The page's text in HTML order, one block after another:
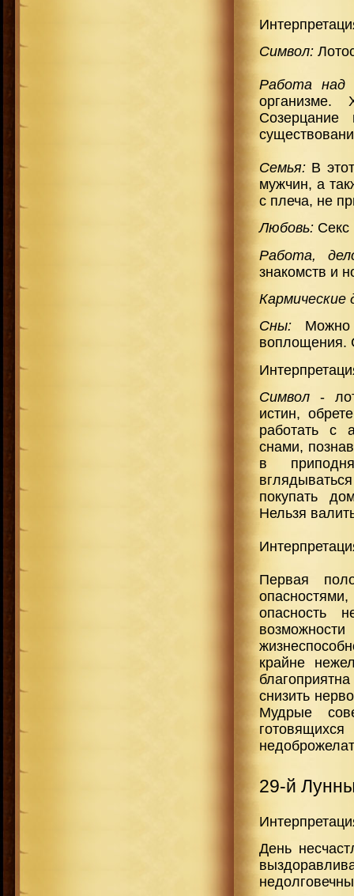
Символ:
Работа над
организме.
Семья: В
мужчин, а
с плеча, не
Любовь: Секс
Работа,
знакомств и
Кармические
Сны: Можно
воплощения.
Символ -
истин,
работать с
снами,
в
покупать
Нельзя
Первая
опасность
крайне
снизить
Мудрые
29-й
День